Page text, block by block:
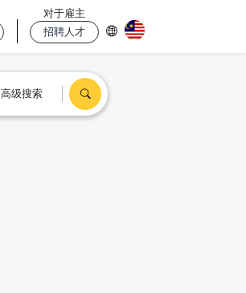
对于雇主
招聘人才
高级搜索